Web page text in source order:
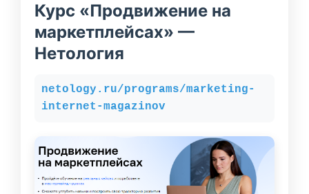
Курс «Продвижение на
маркетплейсах» —
Нетология
netology.ru/programs/marketing-
internet-magazinov